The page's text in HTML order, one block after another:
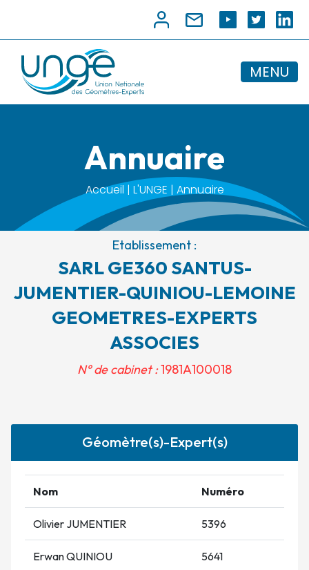
MENU
Annuaire
Accueil | L'UNGE | Annuaire
Etablissement :
SARL GE360 SANTUS-
JUMENTIER-QUINIOU-LEMOINE
GEOMETRES-EXPERTS
ASSOCIES
N° de cabinet :1981A100018
Géomètre(s)-Expert(s)
Nom Numéro
Olivier JUMENTIER 5396
Erwan QUINIOU 5641